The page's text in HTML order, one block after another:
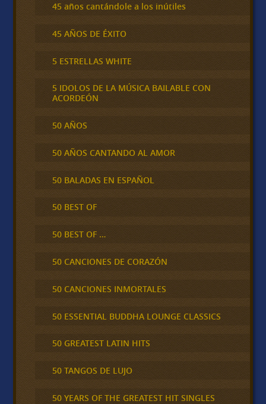
45 años cantándole a los inútiles
45 AÑOS DE ÉXITO
5 ESTRELLAS WHITE
5 IDOLOS DE LA MÚSICA BAILABLE CON
ACORDEÓN
50 AÑOS
50 AÑOS CANTANDO AL AMOR
50 BALADAS EN ESPAÑOL
50 BEST OF
50 BEST OF …
50 CANCIONES DE CORAZÓN
50 CANCIONES INMORTALES
50 ESSENTIAL BUDDHA LOUNGE CLASSICS
50 GREATEST LATIN HITS
50 TANGOS DE LUJO
50 YEARS OF THE GREATEST HIT SINGLES